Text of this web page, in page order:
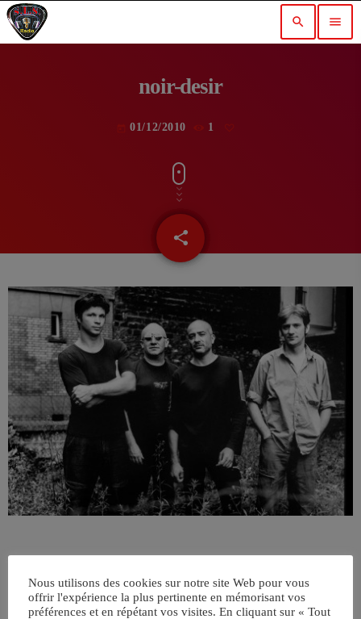
search menu
noir-desir
01/12/2010 1
share
email
Nous utilisons des cookies sur notre site Web pour vous
offrir l'expérience la plus pertinente en mémorisant vos
préférences et en répétant vos visites. En cliquant sur « Tout